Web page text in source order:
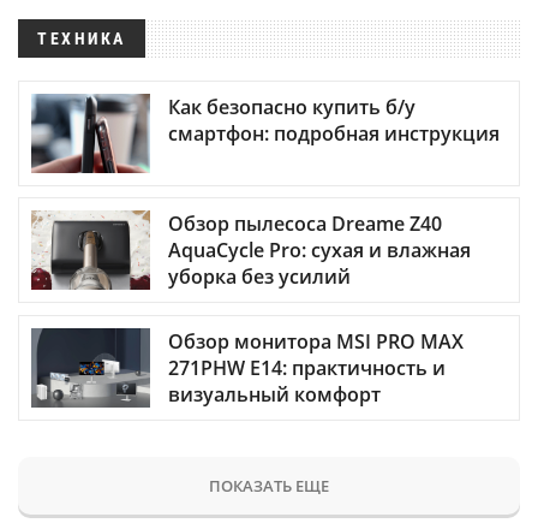
ТЕХНИКА
Как безопасно купить б/у
смартфон: подробная инструкция
Обзор пылесоса Dreame Z40
AquaCycle Pro: сухая и влажная
уборка без усилий
Обзор монитора MSI PRO MAX
271PHW E14: практичность и
визуальный комфорт
ПОКАЗАТЬ ЕЩЕ